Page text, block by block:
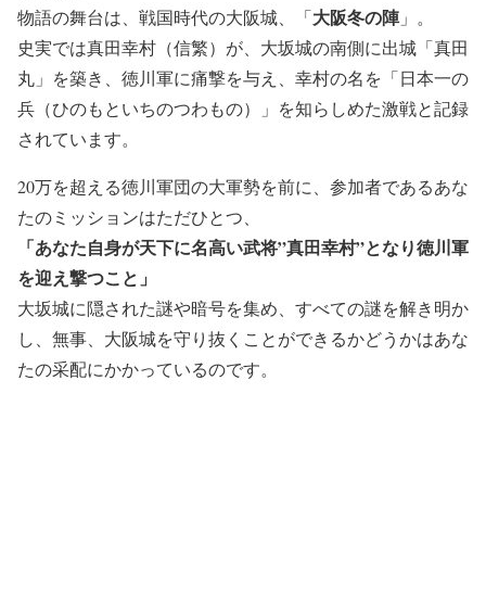
物語の舞台は、戦国時代の大阪城、「大阪冬の陣」。
史実では真田幸村（信繁）が、大坂城の南側に出城「真田
丸」を築き、徳川軍に痛撃を与え、幸村の名を「日本一の
兵（ひのもといちのつわもの）」を知らしめた激戦と記録
されています。
20万を超える徳川軍団の大軍勢を前に、 参加者であるあな
たのミッションはただひとつ、
「あなた自身が天下に名高い武将”真田幸村”となり徳川軍
を迎え撃つこと」
大坂城に隠された謎や暗号を集め、すべての謎を解き明か
し、無事、大阪城を守り抜くことができるかどうかはあな
たの采配にかかっているのです。